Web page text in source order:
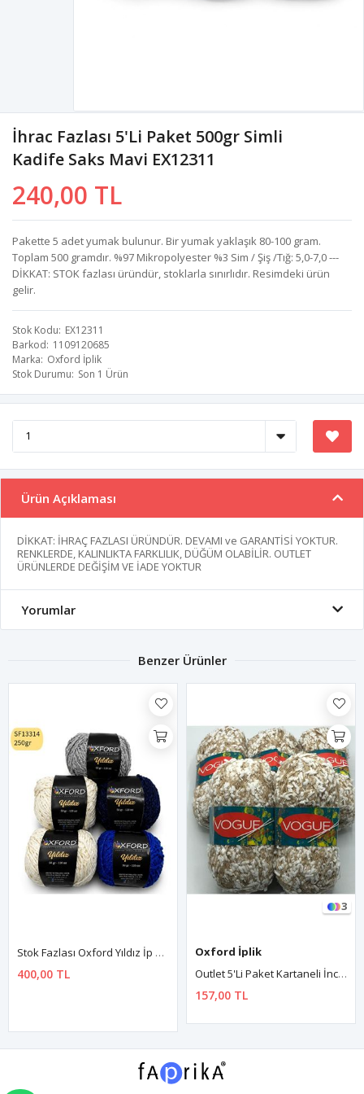
İhrac Fazlası 5'li Paket 500gr Simli
Kadife Saks Mavi EX12311
240,00 TL
Pakette 5 adet yumak bulunur. Bir yumak yaklaşık 80-100 gram.
Toplam 500 gramdır. %97 Mikropolyester %3 Sim / Şiş /Tığ: 5,0-7,0 ---
DİKKAT: STOK fazlası üründür, stoklarla sınırlıdır. Resimdeki ürün
gelir.
Stok Kodu EX12311
Barkod 1109120685
Marka Oxford İplik
Stok Durumu Son 1 Ürün
Ürün Açıklaması
DİKKAT: İHRAÇ FAZLASI ÜRÜNDÜR. DEVAMI ve GARANTİSİ YOKTUR.
RENKLERDE, KALINLIKTA FARKLILIK, DÜĞÜM OLABİLİR. OUTLET
ÜRÜNLERDE DEĞİŞİM VE İADE YOKTUR
Yorumlar
Benzer Ürünler
Stok Fazlası Oxford Yıldız İp Paket Mix 250 Gram Mix SF13314
400,00 TL
3
Oxford İplik
Outlet 5'Li Paket Kartaneli İnce Ev Tekstili İçin İp Nohut 1239
157,00 TL